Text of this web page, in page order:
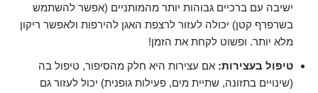
ישיבה עם ברכיים גבוהות יותר מהמותניים (אפשר להשתמש
בשרפרף קטן) יכולה לעזור לרצפת האגן להירפות ולאפשר ריקון
מלא יותר. ופשוט לקחת את הזמן!
טיפול בעצירות: אם עצירות היא חלק מהסיפור, טיפול בה
(שינויים בתזונה, שתיית מים, פעילות גופנית) יכול לעזור גם